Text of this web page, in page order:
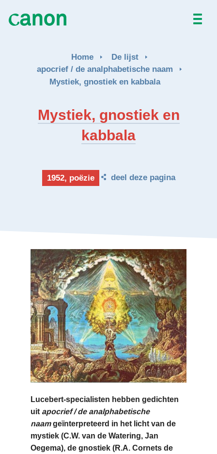
EN FR
Home
De lijst
apocrief / de analphabetische naam
Mystiek, gnostiek en kabbala
Mystiek, gnostiek en
kabbala
1952, poëzie deel deze pagina
Lucebert-specialisten hebben gedichten
uit apocrief / de analphabetische
naamgeïnterpreteerd in het licht van de
mystiek (C.W. van de Watering, Jan
Oegema), de gnostiek (R.A. Cornets de